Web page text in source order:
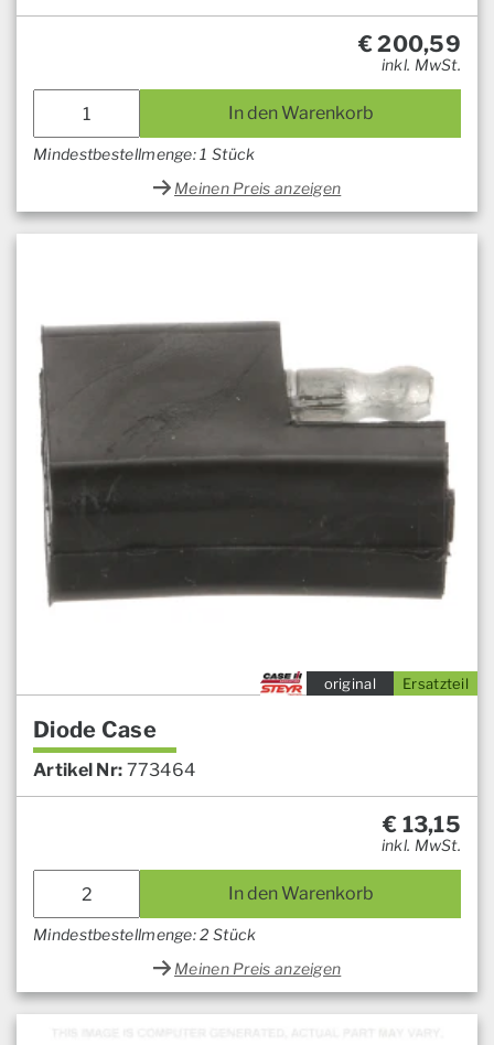
€200,59
inkl. MwSt.
In den Warenkorb
Mindestbestellmenge: 1 Stück
Meinen Preis anzeigen
Ersatzteil
original
Diode Case
Artikel Nr: 773464
€ 13,15
inkl. MwSt.
In den Warenkorb
Mindestbestellmenge: 2 Stück
Meinen Preis anzeigen